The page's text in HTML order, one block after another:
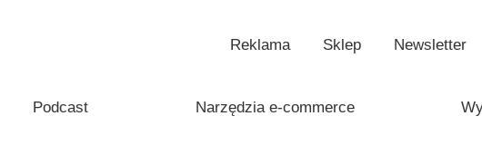
Reklama Sklep Newsletter
Podcast Narzędzia e-commerce